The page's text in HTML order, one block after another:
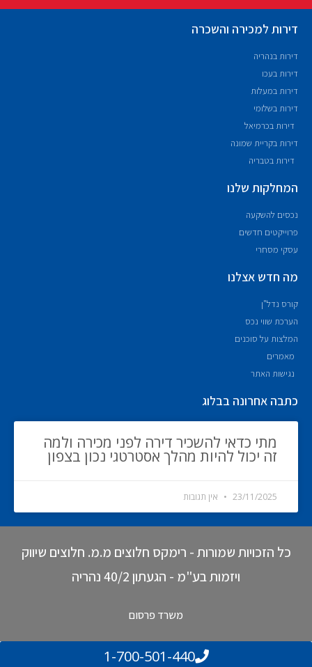
דירות למכירה והשכרה
דירות בנהריה
דירות בעכו
דירות במעלות
דירות בשלומי
דירות בכרמיאל
דירות בקריית שמונה
דירות בטבריה
המחלקות שלנו
נכסים להשקעה
פרוייקטים חדשים
עסקי מסחרי
מה חדש אצלנו
קורס נדל"ן
הערכת שווי נכס
המלצות על סוכנים
מאמרים
נגישות האתר
כתבה אחרונה בבלוג
מתי כדאי להשכיר דירה לפני מכירה ולמה
זה יכול להיות מהלך אסטרטגי נכון בצפון
23/11/2025 אין תגובות
כל הזכויות שמורות - רימקס חלוצים מ.מ. חלוצים שיווק
ויזמות בע"מ - הגעתון 40/2 נהריה
משרד פרסום
1-700-501-440